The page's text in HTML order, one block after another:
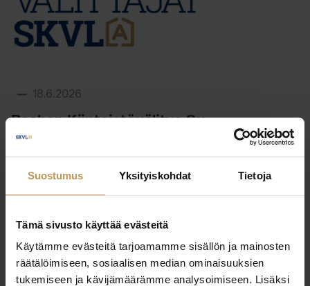
Suostumus Yksityiskohdat Tietoja
Tämä sivusto käyttää evästeitä
Käytämme evästeitä tarjoamamme sisällön ja mainosten
räätälöimiseen, sosiaalisen median ominaisuuksien
tukemiseen ja kävijämäärämme analysoimiseen. Lisäksi
18.6.2026
Raahen Kiinteistövälitys Oy